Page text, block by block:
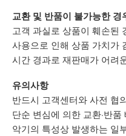
교환 및 반품이 불가능한 경
고객 과실로 상품이 훼손된
사용으로 인해 상품 가치가
시간 경과로 재판매가 어려
유의사항
반드시 고객센터와 사전 협
단순 변심에 의한 교환·반
악기의 특성상 발생하는 일